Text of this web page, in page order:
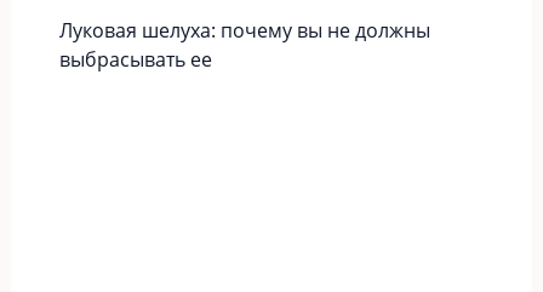
Луковая шелуха: почему вы не должны
выбрасывать ее